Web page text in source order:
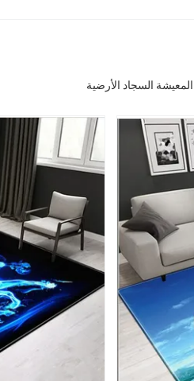
السجاد الأرضية